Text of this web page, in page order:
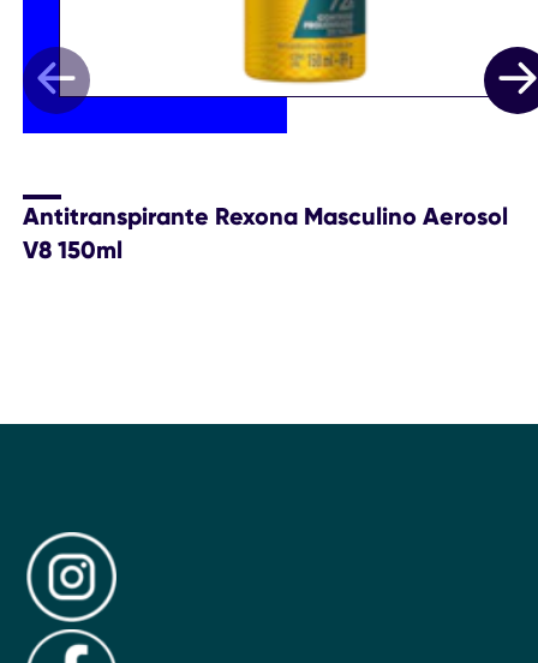
Antitranspirante Rexona Masculino Aerosol
V8 150ml